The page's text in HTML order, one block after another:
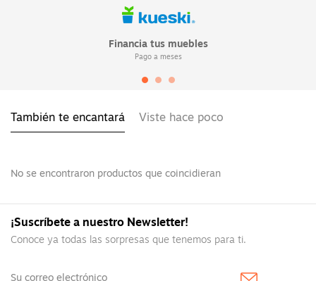
Financia tus muebles
Pago a meses
También te encantará Viste hace poco
No se encontraron productos que coincidieran
¡Suscríbete a nuestro Newsletter!
Conoce ya todas las sorpresas que tenemos para ti.